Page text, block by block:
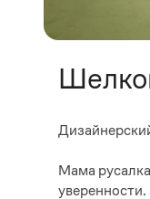
Мама
уверенности.